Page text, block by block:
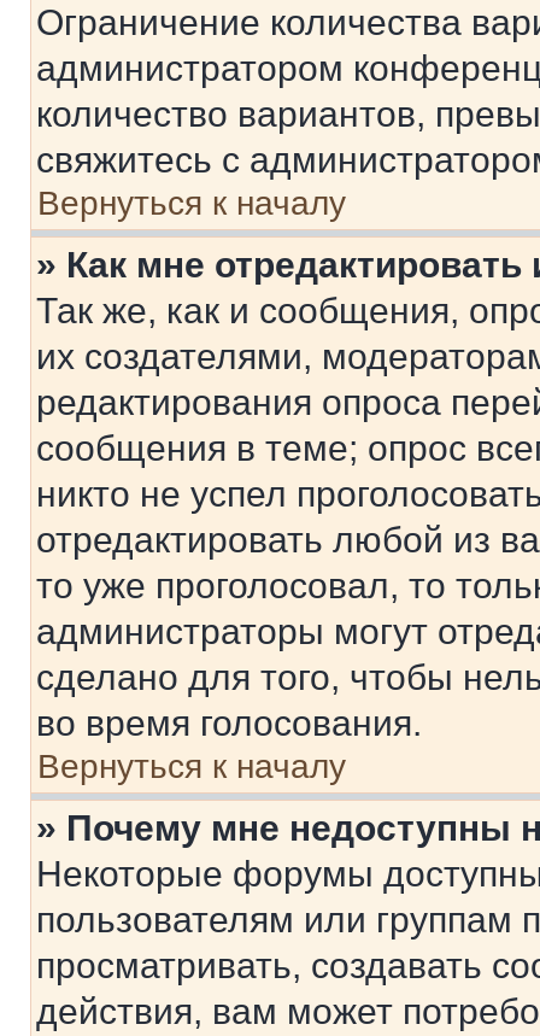
Ограничение количества
администратором
количество вариантов,
свяжитесь с
Вернуться к началу
» Как мне
Так же, как и сообщения,
их создателями,
редактирования опроса
сообщения в теме; опрос
никто не успел
отредактировать любой из
то уже проголосовал, то
администраторы могут
сделано для того, чтобы
во время голосования.
Вернуться к началу
» Почему мне недоступны
Некоторые форумы
пользователям или группам
просматривать, создавать
действия, вам может